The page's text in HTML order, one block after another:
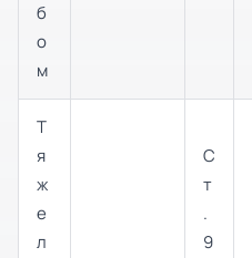
б
о
м
Т
я
ж
е
л
С
т
.
9